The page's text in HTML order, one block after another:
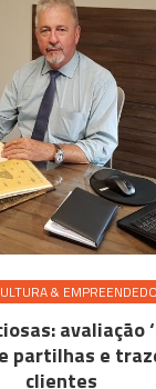
&
avaliação
partilhas e
clientes